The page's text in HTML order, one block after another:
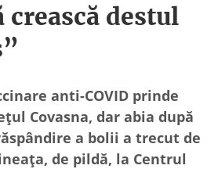
crească destul
anti-COVID prinde
Covasna, dar abia după
a bolii a trecut de
de pildă, la Centrul